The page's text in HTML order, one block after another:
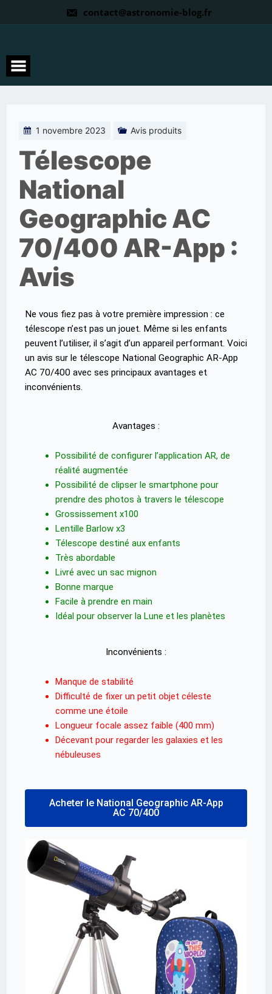
contact@astronomie-blog.fr
1 novembre 2023 Avis produits
Télescope
National
Geographic AC
70/400 AR-App :
Avis
Ne vous fiez pas à votre première impression : ce
télescope n’est pas un jouet. Même si les enfants
peuvent l’utiliser, il s’agit d’un appareil performant. Voici
un avis sur le télescope National Geographic AR-App
AC 70/400 avec ses principaux avantages et
inconvénients.
Avantages :
Possibilité de configurer l’application AR, de
réalité augmentée
Possibilité de clipser le smartphone pour
prendre des photos à travers le télescope
Grossissement x100
Lentille Barlow x3
Télescope destiné aux enfants
Très abordable
Livré avec un sac mignon
Bonne marque
Facile à prendre en main
Idéal pour observer la Lune et les planètes
Inconvénients :
Manque de stabilité
Difficulté de fixer un petit objet céleste
comme une étoile
Longueur focale assez faible (400 mm)
Décevant pour regarder les galaxies et les
nébuleuses
Acheter le National Geographic AR-App
AC 70/400